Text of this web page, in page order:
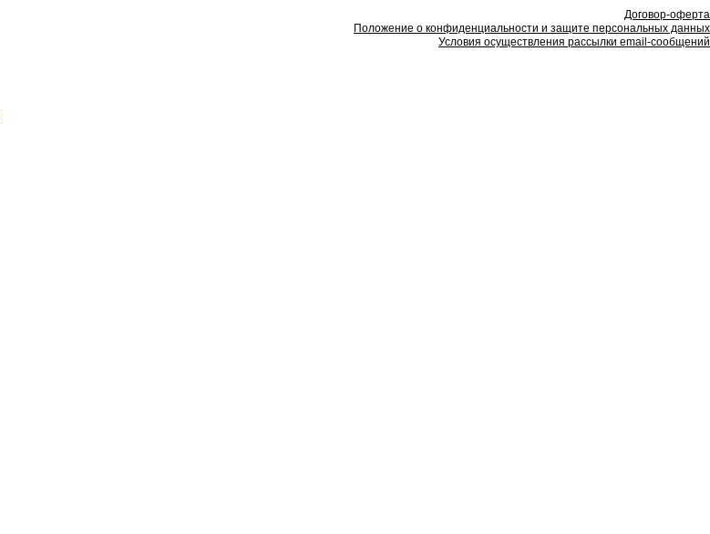
Договор-оферта
Положение о конфиденциальности и защите персональных данных
Условия осуществления рассылки email-сообщений